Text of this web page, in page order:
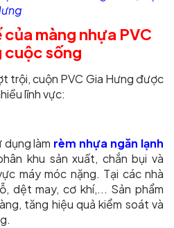
màng nhựa PVC
sống
trội, cuộn PVC Gia Hưng được
lĩnh vực:
dụng làm rèm nhựa ngăn lạnh
khu sản xuất, chắn bụi và
máy móc nặng. Tại các nhà
dệt may, cơ khí,... Sản phẩm
tăng hiệu quả kiểm soát và